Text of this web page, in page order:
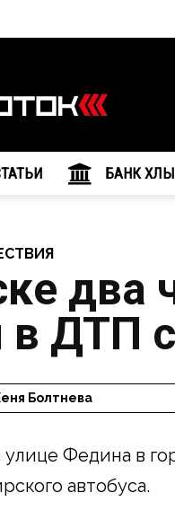
БАНК
два
в ДТП
Болтнева
улице Федина в
автобуса.